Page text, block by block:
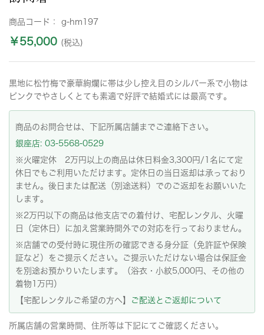
商品コード： g-hm197
￥55,000 (税込)
黒地に松竹梅で豪華絢爛に帯は少し控え目のシルバー系で小物は
ピンクでやさしくとても素適で好評で結婚式には最高です。
商品のお問合せは、下記所属店舗までご連絡下さい。
銀座店: 03-5568-0529
※火曜定休 2万円以上の商品は休日料金3,300円/1名にて定
休日でもご利用いただけます。定休日の当日返却は承っており
ません。後日または配送（別途送料）でのご返却をお願いいた
します。
※2万円以下の商品は他支店での着付け、宅配レンタル、火曜
日（定休日）に加え営業時間外での対応を行っておりません。
※店舗での受付時に現住所の確認できる身分証（免許証や保険
証など）をご提示ください。ご提示いただけない場合は保証金
を別途お預かりいたします。（浴衣・小紋5,000円、その他の
着物1万円）
【宅配レンタルご希望の方へ】
ご配送とご返却について
所属店舗の営業時間、住所等は下記にてご確認ください。